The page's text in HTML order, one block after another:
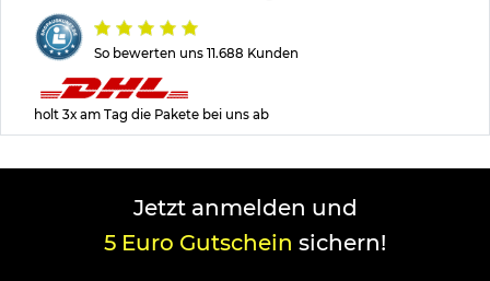
So bewerten uns 11.688 Kunden
holt 3x am Tag die Pakete bei uns ab
Jetzt anmelden und
5 Euro Gutschein sichern!